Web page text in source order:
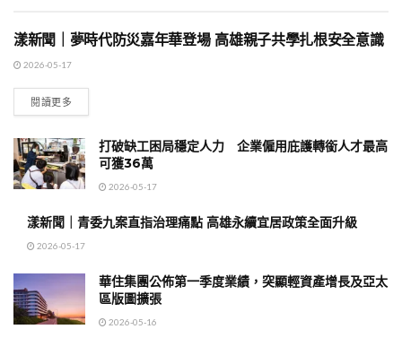
地方時事
漾新聞｜夢時代防災嘉年華登場 高雄親子共學扎根安全意識
2026-05-17
閱讀更多
打破缺工困局穩定人力 企業僱用庇護轉銜人才最高
可獲36萬
2026-05-17
漾新聞｜青委九案直指治理痛點 高雄永續宜居政策全面升級
2026-05-17
華住集團公佈第一季度業績，突顯輕資產增長及亞太
區版圖擴張
2026-05-16